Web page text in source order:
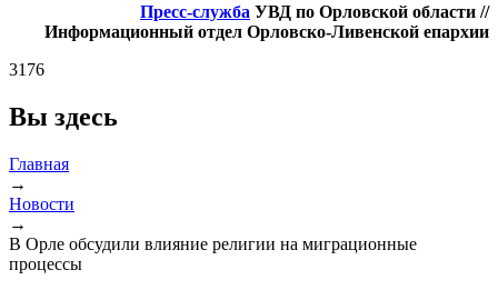
Пресс-служба УВД по Орловской области //
Информационный отдел Орловско-Ливенской епархии
3176
Вы здесь
Главная
→
Новости
→
В Орле обсудили влияние религии на миграционные
процессы